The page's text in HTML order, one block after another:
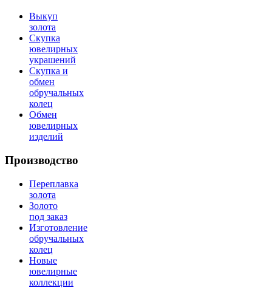
Выкуп
золота
Скупка
ювелирных
украшений
Скупка и
обмен
обручальных
колец
Обмен
ювелирных
изделий
Производство
Переплавка
золота
Золото
под заказ
Изготовление
обручальных
колец
Новые
ювелирные
коллекции